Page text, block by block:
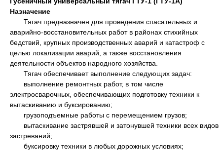
Назначение
Тягач предназначен для проведения спасательных и
аварийно-восстановительных работ в районах стихийных
бедствий, крупных производственных аварий и катастроф с
целью локализации аварий, а также восстановления
деятельности объектов народного хозяйства.
Тягач обеспечивает выполнение следующих задач:
выполнение ремонтных работ, в том числе
электросварочных, обеспечивающих подготовку техники к
вытаскиванию и буксированию;
грузоподъемные работы с перемещением грузов;
вытаскивание застрявшей и затонувшей техники всех видов
застреваний;
буксировку техники в любых дорожных условиях;